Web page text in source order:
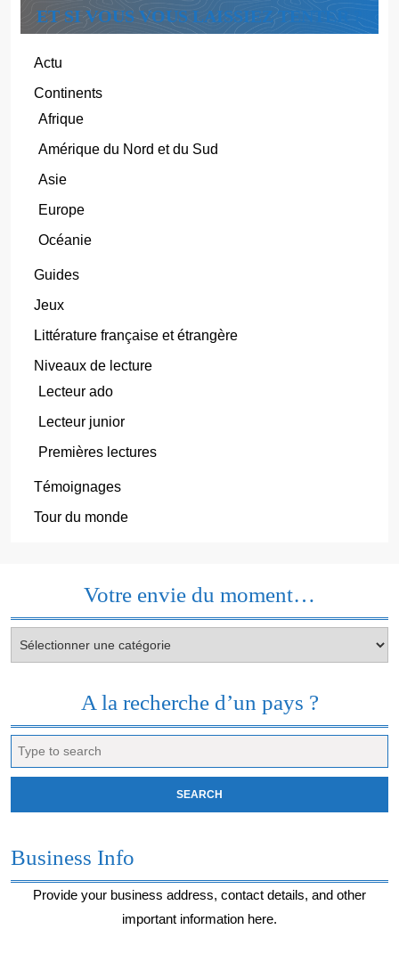
ET SI VOUS VOUS LAISSIEZ TENTER ?
Actu
Continents
Afrique
Amérique du Nord et du Sud
Asie
Europe
Océanie
Guides
Jeux
Littérature française et étrangère
Niveaux de lecture
Lecteur ado
Lecteur junior
Premières lectures
Témoignages
Tour du monde
Votre envie du moment…
envie
A la recherche d’un pays ?
for:
Business Info
Provide your business address, contact details, and other
important information here.